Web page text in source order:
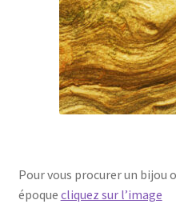
Pour vous procurer un bijou
époque cliquez sur l’image